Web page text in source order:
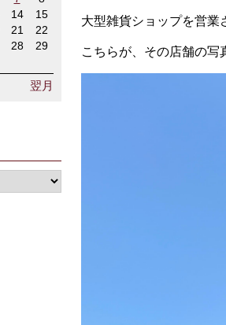
大型雑貨ショップを営業
こちらが、その店舗の写
14
15
21
22
28
29
翌月